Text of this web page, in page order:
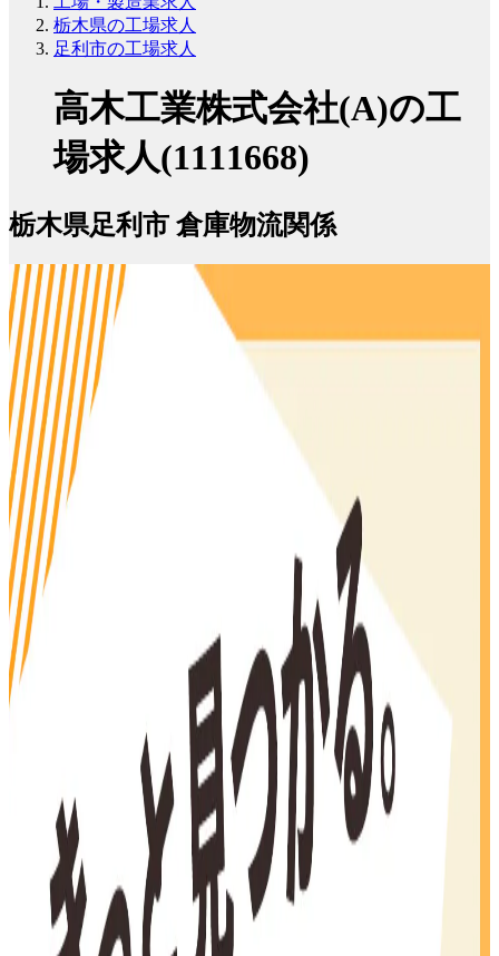
栃木県の工場求人
足利市の工場求人
高木工業株式会社(A)の工
場求人(1111668)
栃木県足利市 倉庫物流関係